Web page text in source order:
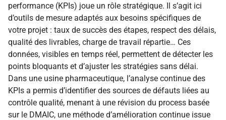
performance (KPIs) joue un rôle stratégique. Il s’agit ici
d’outils de mesure adaptés aux besoins spécifiques de
votre projet : taux de succès des étapes, respect des délais,
qualité des livrables, charge de travail répartie… Ces
données, visibles en temps réel, permettent de détecter les
points bloquants et d’ajuster les stratégies sans délai.
Dans une usine pharmaceutique, l’analyse continue des
KPIs a permis d’identifier des sources de défauts liées au
contrôle qualité, menant à une révision du process basée
sur le DMAIC, une méthode d’amélioration continue issue